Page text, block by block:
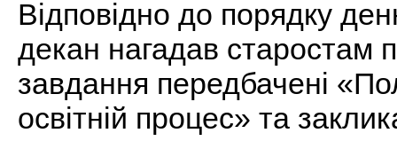
Відповідно до порядку
декан нагадав старостам
завдання передбачені
освітній процес» та